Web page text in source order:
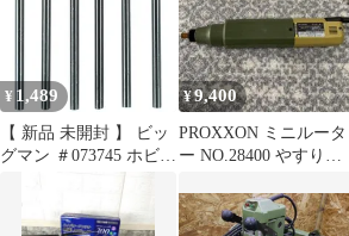
リューター ミニルータ
ー ステンレス 仕上げ
バフ掛け フェルト コ
トン
¥ 1,489
【 新品 未開封 】 ビッ
グマン ＃073745 ホビー
ト IH-RP5 IHRP5 未使
用 送料無料
¥9,400
PROXXON ミニルータ
ー NO.28400 やすりま